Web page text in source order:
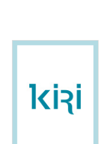
최신 해외보험연구동향
보험동향(종간)
경영환경(종간)